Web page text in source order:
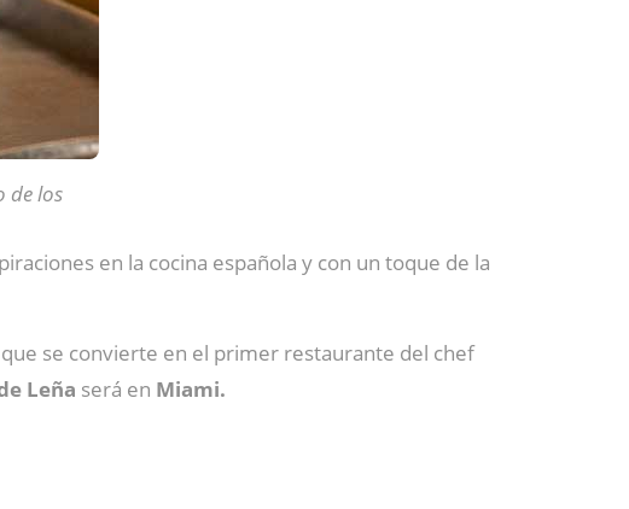
de los
en la cocina española y con un toque de la
que se convierte en el primer restaurante del chef
Leña será en Miami.